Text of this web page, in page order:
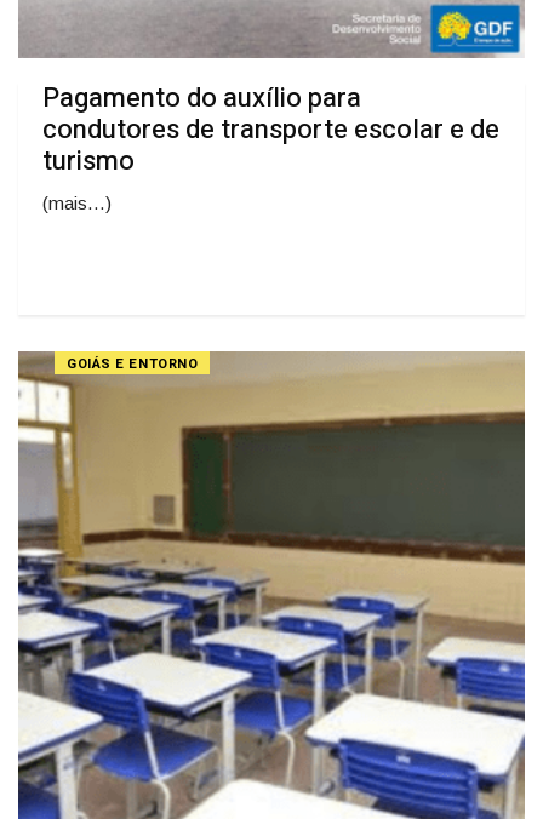
Pagamento do auxílio para
condutores de transporte escolar e de
turismo
(mais…)
GOIÁS E ENTORNO